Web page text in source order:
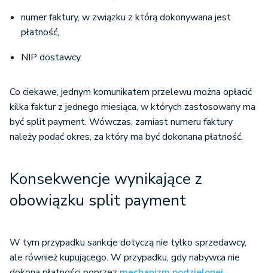
numer faktury, w związku z którą dokonywana jest
płatność,
NIP dostawcy.
Co ciekawe, jednym komunikatem przelewu można opłacić
kilka faktur z jednego miesiąca, w których zastosowany ma
być split payment. Wówczas, zamiast numeru faktury
należy podać okres, za który ma być dokonana płatność.
Konsekwencje wynikające z
obowiązku split payment
W tym przypadku sankcje dotyczą nie tylko sprzedawcy,
ale również kupującego. W przypadku, gdy nabywca nie